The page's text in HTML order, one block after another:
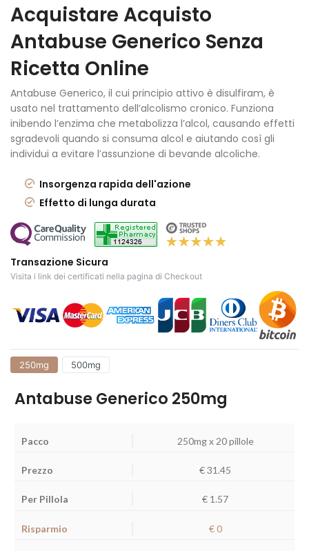
Acquistare Acquisto
Antabuse Generico Senza
Ricetta Online
Antabuse Generico, il cui principio attivo è disulfiram, è
usato nel trattamento dell’alcolismo cronico. Funziona
inibendo l’enzima che metabolizza l’alcol, causando effetti
sgradevoli quando si consuma alcol e aiutando così gli
individui a evitare l’assunzione di bevande alcoliche.
Insorgenza rapida dell'azione
Effetto di lunga durata
Transazione Sicura
Visita i link dei certificati nella pagina di Checkout
250mg 500mg
Antabuse Generico 250mg
250mg x 20 pillole
€31.45
€ 1.57
€ 0